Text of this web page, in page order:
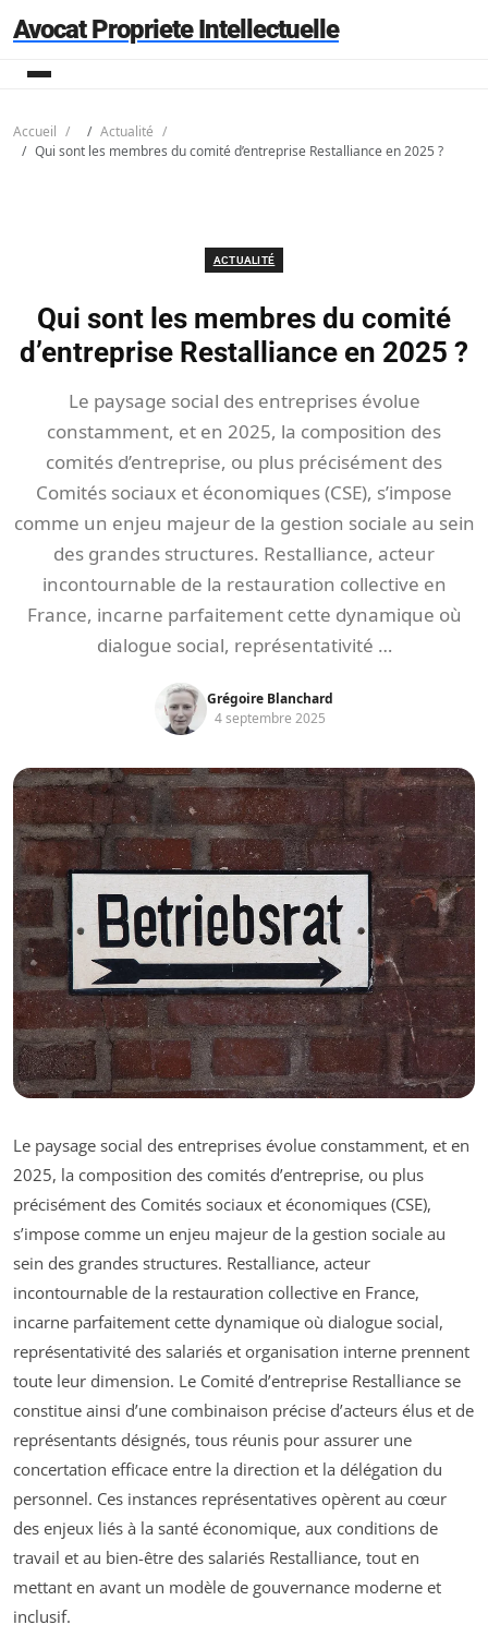
Avocat Propriete Intellectuelle
Accueil
Actualité
Qui sont les membres du comité d’entreprise Restalliance en 2025 ?
ACTUALITÉ
Qui sont les membres du comité
d’entreprise Restalliance en 2025 ?
Le paysage social des entreprises évolue
constamment, et en 2025, la composition des
comités d’entreprise, ou plus précisément des
Comités sociaux et économiques (CSE), s’impose
comme un enjeu majeur de la gestion sociale au sein
des grandes structures. Restalliance, acteur
incontournable de la restauration collective en
France, incarne parfaitement cette dynamique où
dialogue social, représentativité …
Grégoire Blanchard
4 septembre 2025
Le paysage social des entreprises évolue constamment, et en
2025, la composition des comités d’entreprise, ou plus
précisément des Comités sociaux et économiques (CSE),
s’impose comme un enjeu majeur de la gestion sociale au
sein des grandes structures. Restalliance, acteur
incontournable de la restauration collective en France,
incarne parfaitement cette dynamique où dialogue social,
représentativité des salariés et organisation interne prennent
toute leur dimension. Le Comité d’entreprise Restalliance se
constitue ainsi d’une combinaison précise d’acteurs élus et de
représentants désignés, tous réunis pour assurer une
concertation efficace entre la direction et la délégation du
personnel. Ces instances représentatives opèrent au cœur
des enjeux liés à la santé économique, aux conditions de
travail et au bien-être des salariés Restalliance, tout en
mettant en avant un modèle de gouvernance moderne et
inclusif.